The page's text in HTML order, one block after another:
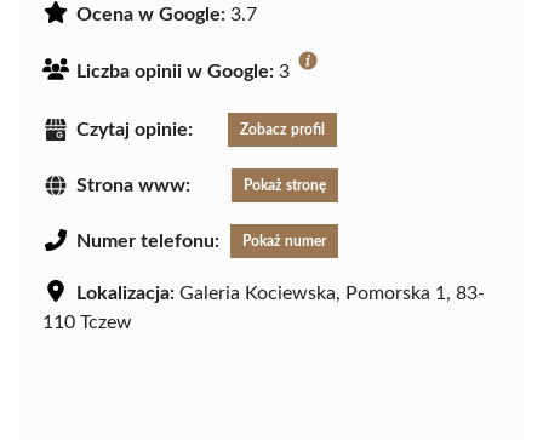
Ocena w Google: 3.7
Liczba opinii w Google: 3
Czytaj opinie: Zobacz profil
Strona www: Pokaż stronę
Numer telefonu: Pokaż numer
Lokalizacja: Galeria Kociewska, Pomorska 1, 83-
110 Tczew